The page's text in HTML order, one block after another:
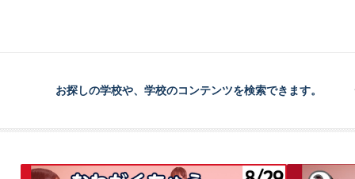
お探しの学校や、学校のコンテンツを検索できます。